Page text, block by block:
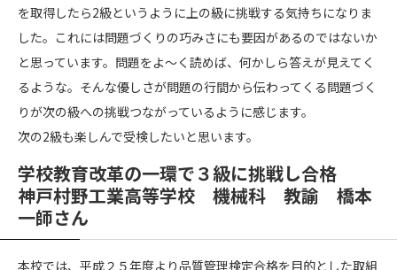
を取得したら2級というように上の級に挑戦する気持ちになりま
した。これには問題づくりの巧みさにも要因があるのではないか
と思っています。問題をよ～く読めば、何かしら答えが見えてく
るような。そんな優しさが問題の行間から伝わってくる問題づく
りが次の級への挑戦つながっているように感じます。
次の2級も楽しんで受検したいと思います。
学校教育改革の一環で３級に挑戦し合格
神戸村野工業高等学校 機械科 教諭 橋本
一師さん
本校では、平成２５年度より品質管理検定合格を目的とした取組